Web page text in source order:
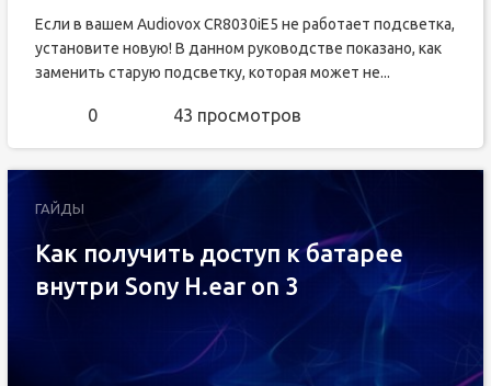
Если в вашем Audiovox CR8030iE5 не работает подсветка,
установите новую! В данном руководстве показано, как
заменить старую подсветку, которая может не...
0 43 просмотров
ГАЙДЫ
Как получить доступ к батарее
внутри Sony H.ear on 3